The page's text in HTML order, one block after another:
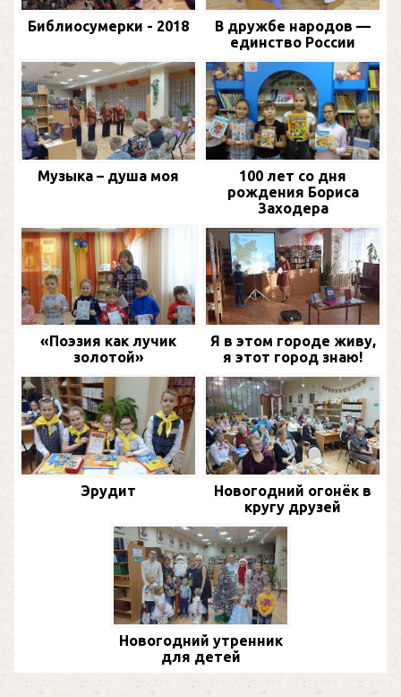
Библиосумерки - 2018
В дружбе народов —
единство России
Музыка – душа моя
100 лет со дня
рождения Бориса
Заходера
«Поэзия как лучик
золотой»
Я в этом городе живу,
я этот город знаю!
Эрудит
Новогодний огонёк в
кругу друзей
Новогодний утренник
для детей